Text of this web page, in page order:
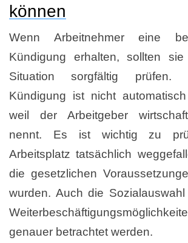
können
Wenn Arbeitnehmer eine
Kündigung erhalten, sollten
Situation sorgfältig prüfen.
Kündigung ist nicht
weil der Arbeitgeber
nennt. Es ist wichtig zu
Arbeitsplatz tatsächlich
die gesetzlichen
wurden. Auch die
genauer betrachtet werden.